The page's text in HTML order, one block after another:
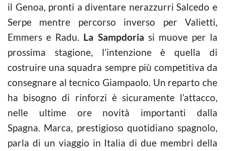
il Genoa, pronti a diventare nerazzurri Salcedo e
Serpe mentre percorso inverso per Valietti,
Emmers e Radu. La Sampdoria si muove per la
prossima stagione, l’intenzione è quella di
costruire una squadra sempre più competitiva da
consegnare al tecnico Giampaolo. Un reparto che
ha bisogno di rinforzi è sicuramente l’attacco,
nelle ultime ore novità importanti dalla
Spagna. Marca, prestigioso quotidiano spagnolo,
parla di un viaggio in Italia di due membri della